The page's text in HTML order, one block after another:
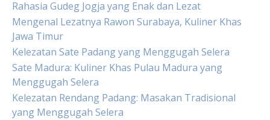
Rahasia Gudeg Jogja yang Enak dan Lezat
Mengenal Lezatnya Rawon Surabaya, Kuliner Khas
Jawa Timur
Kelezatan Sate Padang yang Menggugah Selera
Sate Madura: Kuliner Khas Pulau Madura yang
Menggugah Selera
Kelezatan Rendang Padang: Masakan Tradisional
yang Menggugah Selera